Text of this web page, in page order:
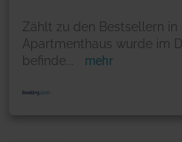
Zählt zu den Bestsellern
Apartmenthaus wurde im
befinde
mehr